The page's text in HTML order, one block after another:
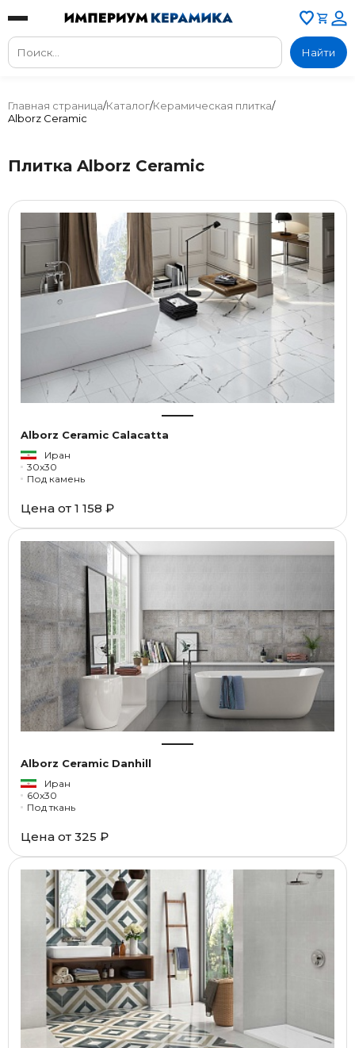
Найти
Главная страница/Каталог/Керамическая плитка/
Alborz Ceramic
Плитка Alborz Ceramic
Alborz Ceramic Calacatta
Иран
30x30
Под камень
Цена от 1 158 ₽
Alborz Ceramic Danhill
Иран
60x30
Под ткань
Цена от 325 ₽